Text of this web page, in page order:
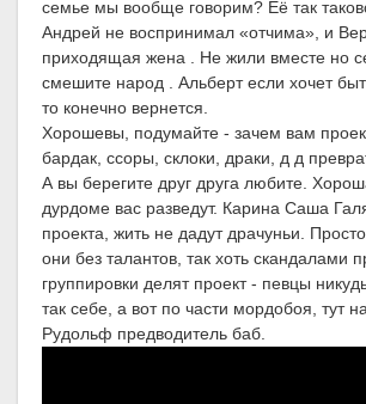
семье мы вообще говорим? Её так
Андрей не воспринимал «отчима», и
приходящая жена . Не жили вместе но
смешите народ . Альберт если хочет
то конечно вернется.
Хорошевы, подумайте - зачем вам
бардак, ссоры, склоки, драки, д д
А вы берегите друг друга любите.
дурдоме вас разведут. Карина Саша
проекта, жить не дадут драчуньи.
они без талантов, так хоть скандалами
группировки делят проект - певцы
так себе, а вот по части мордобоя, тут
Рудольф предводитель баб.